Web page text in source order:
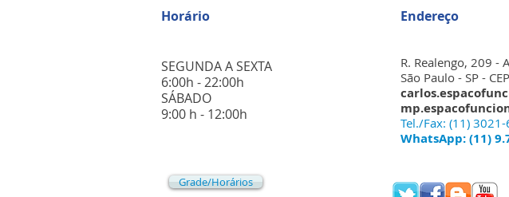
Horário
SEGUNDA A SEXTA
6:00h - 22:00h
​SÁBADO
​9:00 h - 12:00h
Grade/Horários
Endereço
R. Realengo, 209 -
São Paulo - SP -
Tel./Fax: (11)
WhatsApp: (11)